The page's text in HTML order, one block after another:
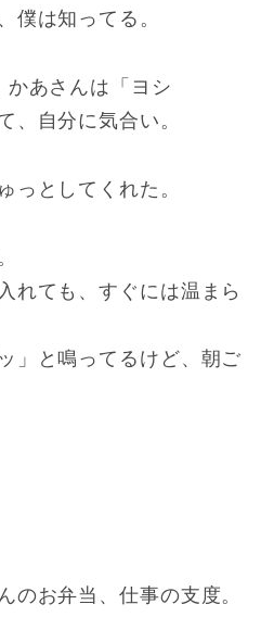
僕は知ってる。
あさんは「ヨシ
、自分に気合い。
っとしてくれた。
れても、すぐには温まら
」と鳴ってるけど、朝ご
のお弁当、仕事の支度。